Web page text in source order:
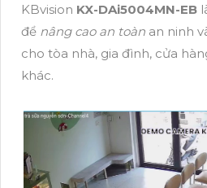
KBvision KX-DAi5004MN-EB
để nâng cao an toàn an ninh
cho tòa nhà, gia đình, cửa
khác.